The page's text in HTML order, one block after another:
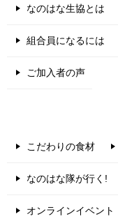
なのはな生協とは
組合員になるには
ご加入者の声
こだわりの食材
なのはな隊が行く!
オンラインイベン